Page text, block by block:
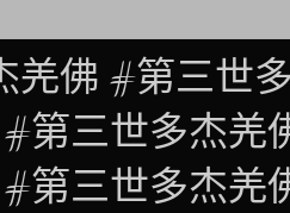
羌佛 #第三世
第三世多杰羌
第三世多杰羌